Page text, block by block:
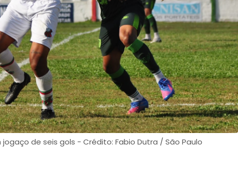
de seis gols - Crédito: Fabio Dutra / São Paulo